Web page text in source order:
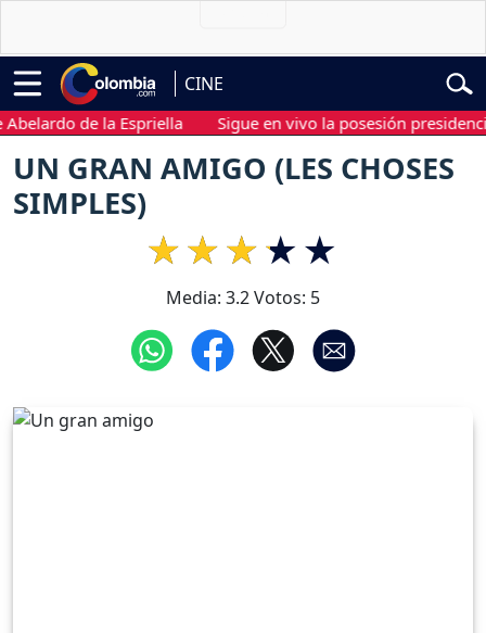
CINE
de la Espriella Sigue en vivo la posesión presidencial
UN GRAN AMIGO (LES CHOSES
SIMPLES)
Media: 3.2Votos: 5